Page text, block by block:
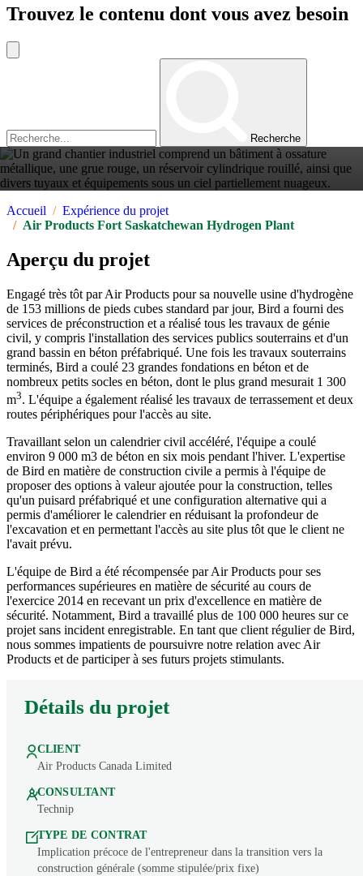
Trouvez le contenu dont vous avez besoin
Recherche
Air Products Fort
Saskatchewan Hydrogen
Plant
Accueil
Expérience du projet
Air Products Fort Saskatchewan Hydrogen Plant
Aperçu du projet
Engagé très tôt par Air Products pour sa nouvelle usine d'hydrogène
de 153 millions de pieds cubes standard par jour, Bird a fourni des
services de préconstruction et a réalisé tous les travaux de génie
civil, y compris l'installation des services publics souterrains et d'un
grand bassin en béton préfabriqué. Une fois les travaux souterrains
terminés, Bird a coulé 23 grandes fondations en béton et de
nombreux petits socles en béton, dont le plus grand mesurait 1 300
m3. L'équipe a également réalisé les travaux de terrassement et deux
routes périphériques pour l'accès au site.
Travaillant selon un calendrier civil accéléré, l'équipe a coulé
environ 9 000 m3 de béton en six mois pendant l'hiver. L'expertise
de Bird en matière de construction civile a permis à l'équipe de
proposer des options à valeur ajoutée pour la construction, telles
qu'un puisard préfabriqué et une configuration alternative qui a
permis d'améliorer le calendrier en réduisant la profondeur de
l'excavation et en permettant l'accès au site plus tôt que le client ne
l'avait prévu.
L'équipe de Bird a été récompensée par Air Products pour ses
performances supérieures en matière de sécurité au cours de
l'exercice 2014 en recevant un prix d'excellence en matière de
sécurité. Notamment, Bird a travaillé plus de 100 000 heures sur ce
projet sans incident enregistrable. En tant que client régulier de Bird,
nous sommes impatients de poursuivre notre relation avec Air
Products et de participer à ses futurs projets stimulants.
Détails du projet
CLIENT
Air Products Canada Limited
CONSULTANT
Technip
TYPE DE CONTRAT
Implication précoce de l'entrepreneur dans la transition vers la
construction générale (somme stipulée/prix fixe)